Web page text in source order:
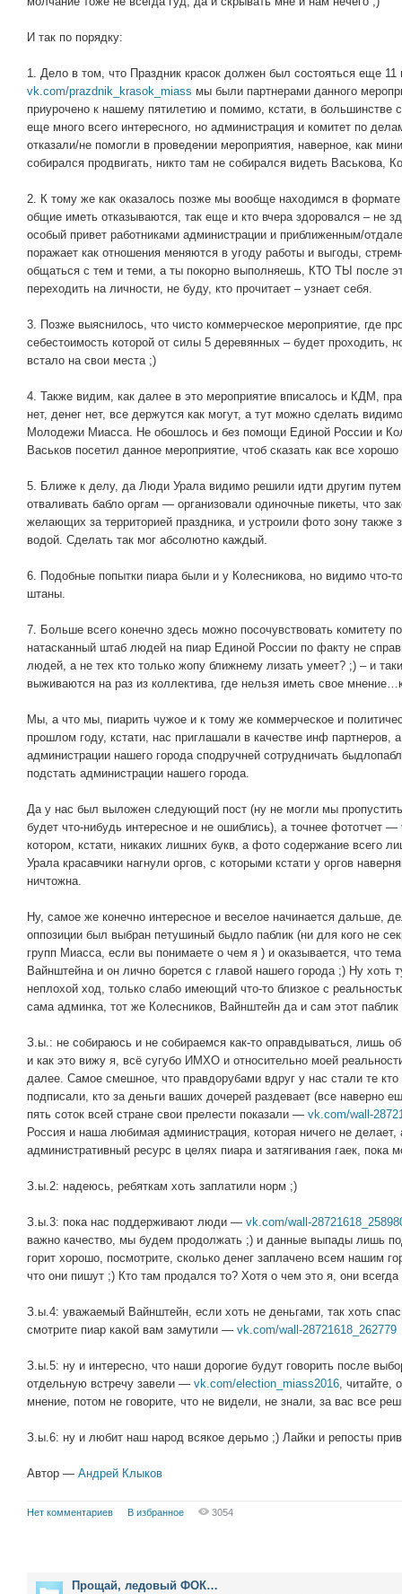
И так по порядку:
1. Дело в том, что Праздник красок должен был состояться еще
vk.com/prazdnik_krasok_miass мы были партнерами данного
приурочено к нашему пятилетию и помимо, кстати, в большинстве
еще много всего интересного, но администрация и комитет по
отказали/не помогли в проведении мероприятия, наверное, как
собирался продвигать, никто там не собирался видеть Васькова,
2. К тому же как оказалось позже мы вообще находимся в
общие иметь отказываются, так еще и кто вчера здоровался – не
особый привет работниками администрации и приближенным/
поражает как отношения меняются в угоду работы и выгоды,
общаться с тем и теми, а ты покорно выполняешь, КТО ТЫ после
переходить на личности, не буду, кто прочитает – узнает себя.
3. Позже выяснилось, что чисто коммерческое мероприятие, где
себестоимость которой от силы 5 деревянных – будет проходить,
встало на свои места ;)
4. Также видим, как далее в это мероприятие вписалось и КДМ,
нет, денег нет, все держутся как могут, а тут можно сделать
Молодежи Миасса. Не обошлось и без помощи Единой России и
Васьков посетил данное мероприятие, чтоб сказать как все хорошо
5. Ближе к делу, да Люди Урала видимо решили идти другим путем
отваливать бабло оргам — организовали одиночные пикеты, что
желающих за территорией праздника, и устроили фото зону также
водой. Сделать так мог абсолютно каждый.
6. Подобные попытки пиара были и у Колесникова, но видимо что-
штаны.
7. Больше всего конечно здесь можно посочувствовать комитету
натасканный штаб людей на пиар Единой России по факту не
людей, а не тех кто только жопу ближнему лизать умеет? ;) – и
выживаются на раз из коллектива, где нельзя иметь свое
Мы, а что мы, пиарить чужое и к тому же коммерческое и
прошлом году, кстати, нас приглашали в качестве инф партнеров,
администрации нашего города сподручней сотрудничать
подстать администрации нашего города.
Да у нас был выложен следующий пост (ну не могли мы
будет что-нибудь интересное и не ошиблись), а точнее фототчет —
котором, кстати, никаких лишних букв, а фото содержание всего
Урала красавчики нагнули оргов, с которыми кстати у оргов
ничтожна.
Ну, самое же конечно интересное и веселое начинается дальше,
оппозиции был выбран петушиный быдло паблик (ни для кого не
групп Миасса, если вы понимаете о чем я ) и оказывается, что
Вайнштейна и он лично борется с главой нашего города ;) Ну хоть
неплохой ход, только слабо имеющий что-то близкое с
сама админка, тот же Колесников, Вайнштейн да и сам этот
З.ы.: не собираюсь и не собираемся как-то оправдываться, лишь
и как это вижу я, всё сугубо ИМХО и относительно моей
далее. Самое смешное, что правдорубами вдруг у нас стали те кто
подписали, кто за деньги ваших дочерей раздевает (все наверно
пять соток всей стране свои прелести показали — vk.com/wall-
Россия и наша любимая администрация, которая ничего не делает,
административный ресурс в целях пиара и затягивания гаек, пока
З.ы.2: надеюсь, ребяткам хоть заплатили норм ;)
З.ы.3: пока нас поддерживают люди — vk.com/wall-
важно качество, мы будем продолжать ;) и данные выпады лишь
горит хорошо, посмотрите, сколько денег заплачено всем нашим
что они пишут ;) Кто там продался то? Хотя о чем это я, они
З.ы.4: уважаемый Вайнштейн, если хоть не деньгами, так хоть
смотрите пиар какой вам замутили — vk.com/wall-28721618_262779
З.ы.5: ну и интересно, что наши дорогие будут говорить после
отдельную встречу завели — vk.com/election_miass2016 , читайте,
мнение, потом не говорите, что не видели, не знали, за вас все
З.ы.6: ну и любит наш народ всякое дерьмо ;) Лайки и репосты
Автор — Андрей Клыков
Нет комментариев В избранное 3054
Прощай, ледовый ФОК…